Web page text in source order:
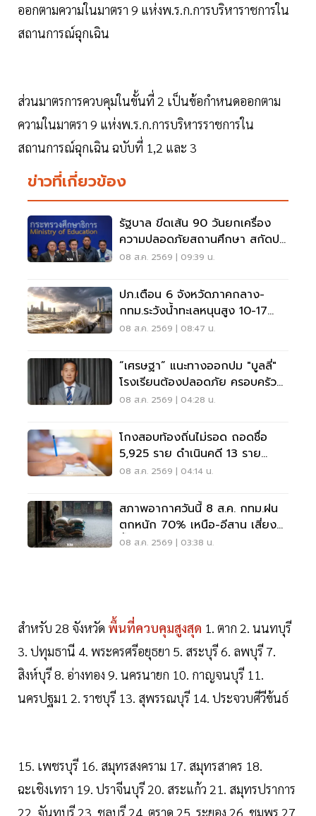
ออกตามความในมาตรา 9 แห่งพ.ร.ก.การบริหาราชการใน
สถานการณ์ฉุกเฉิน
ส่วนมาตรการควบคุมในขั้นที่ 2 เป็นข้อกำหนดออกตาม
ความในมาตรา 9 แห่งพ.ร.ก.การบริหารราชการใน
สถานการณ์ฉุกเฉิน ฉบับที่ 1,2 และ 3
ข่าวที่เกี่ยวข้อง
รัฐบาล ขีดเส้น 90 วันยกเครื่อง
ความปลอดภัยสถานศึกษา สกัดปม
บูลลี่
08 ส.ค. 2569 | 09:39 น.
ปภ.เตือน 6 จังหวัดภาคกลาง-
กทม.ระวังน้ำทะเลหนุนสูง 10-17
ส.ค.69
08 ส.ค. 2569 | 08:47 น.
“เศรษฐา” แนะทางออกปม "บูลลี่"
โรงเรียนต้องปลอดภัย ครอบครัว
ต้องรับฟัง
08 ส.ค. 2569 | 04:28 น.
โกงสอบท้องถิ่นไม่รอด ถอดชื่อ
5,925 ราย ดำเนินคดี 13 ราย
ปปง.ไล่เส้นการเงิน
08 ส.ค. 2569 | 04:14 น.
สภาพอากาศวันนี้ 8 ส.ค. กทม.ฝน
ตกหนัก 70% เหนือ-อีสาน เสี่ยง
น้ำท่วมฉับพลัน
08 ส.ค. 2569 | 03:38 น.
สำหรับ 28 จังหวัด พื้นที่ควบคุมสูงสุด 1. ตาก 2. นนทบุรี
3. ปทุมธานี 4. พระครศรีอยุธยา 5. สระบุรี 6. ลพบุรี 7.
สิงห์บุรี 8. อ่างทอง 9. นครนายก 10. กาญจนบุรี 11.
นครปฐม1 2. ราชบุรี 13. สุพรรณบุรี 14. ประจวบศีวีข้นธ์
15. เพชรบุรี 16. สมุทรสงคราม 17. สมุทรสาคร 18.
ฉะเชิงเทรา 19. ปราจีนบุรี 20. สระแก้ว 21. สมุทรปราการ
22. จันทบุรี 23. ชลบุรี 24. ตราด 25. ระยอง 26. ชุมพร 27.